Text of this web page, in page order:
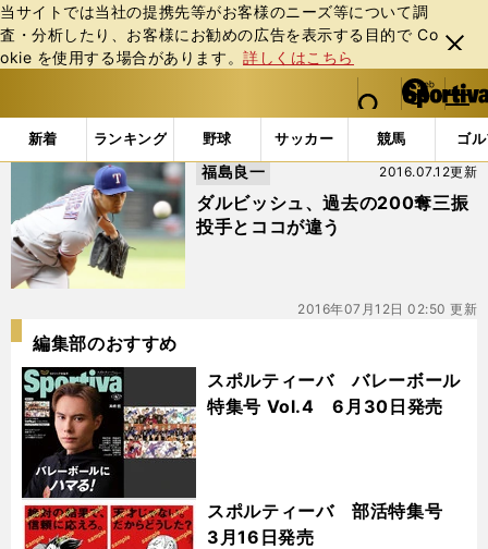
当サイトでは当社の提携先等がお客様のニーズ等について調
査・分析したり、お客様にお勧めの広告を表⽰する⽬的で Co
okie を使⽤する場合があります。詳しくはこちら
閉じ
る
web Sportiva (webスポルティーバ)
検索
マイペ
ー
ジ
メニュ
新着 ランキング 野球 サッカー 競馬 ゴ
b
ス
テ
ィ
ー
バ
「#自己最多」の最新ニュース・ 情報
ダルビッシュ、過去の200奪三振
投手とココが違う
2016.07.12更新
福島良一
2016年07月12日 02:50 更新
編集部のおすすめ
スポルティーバ バレーボール
特集号 Vol.4 6月30日発売
スポルティーバ 部活特集号
3月16日発売